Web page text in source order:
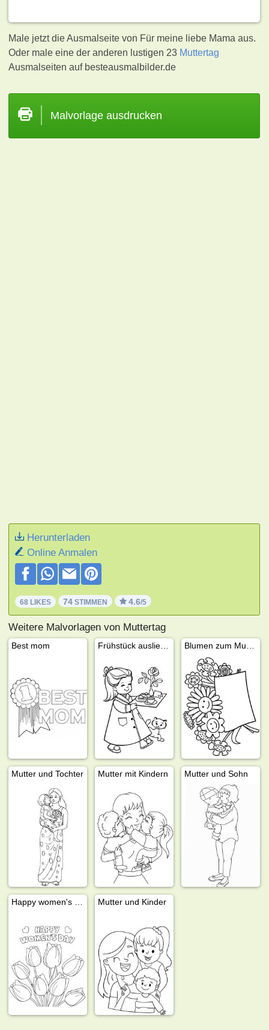
Male jetzt die Ausmalseite von Für meine liebe Mama aus.
Oder male eine der anderen lustigen 23 Muttertag
Ausmalseiten auf besteausmalbilder.de
Malvorlage ausdrucken
Herunterladen
Online Anmalen
68 LIKES 74 STIMMEN 4.6/5
Weitere Malvorlagen von Muttertag
Best mom
Mutter und Tochter Mutter mit Kindern Mutter und Sohn
Mutter und Kinder